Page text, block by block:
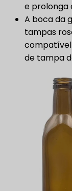
e prolonga
A boca da
tampas
compatível
de tampa